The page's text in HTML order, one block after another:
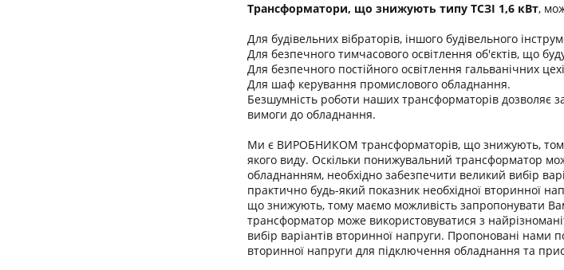
Трансформатори, що знижують типу ТСЗІ 1,6 кВт,
Для будівельних вібраторів, іншого будівельного
Для безпечного тимчасового освітлення об'єктів, що
Для безпечного постійного освітлення гальванічних
Для шаф керування промислового обладнання.
Безшумність роботи наших трансформаторів дозволяє
вимоги до обладнання.
Ми є ВИРОБНИКОМ трансформаторів, що знижують,
якого виду. Оскільки понижувальний трансформатор
обладнанням, необхідно забезпечити великий вибір
практично будь-який показник необхідної вторинної
що знижують, тому маємо можливість запропонувати
трансформатор може використовуватися з
вибір варіантів вторинної напруги. Пропоновані
вторинної напруги для підключення обладнання та